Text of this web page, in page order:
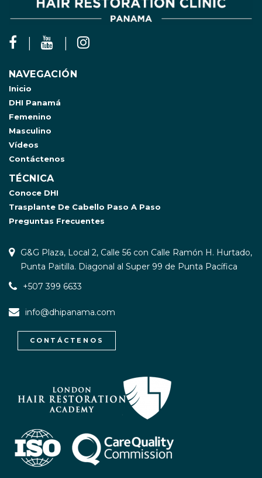
NAVEGACIÓN
Inicio
DHI Panamá
Femenino
Masculino
Vídeos
Contáctenos
TÉCNICA
Conoce DHI
Trasplante De Cabello Paso A Paso
Preguntas Frecuentes
G&G Plaza, Local 2, Calle 56 con Calle Ramón H. Hurtado,
Punta Paitilla. Diagonal al Super 99 de Punta Pacífica
+507 399 6633
info@dhipanama.com
CONTÁCTENOS